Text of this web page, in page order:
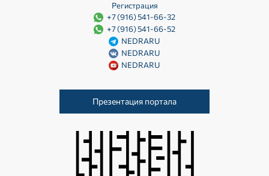
Регистрация
+7 (916) 541-66-32
+7 (916) 541-66-52
NEDRARU
NEDRARU
NEDRARU
Презентация портала